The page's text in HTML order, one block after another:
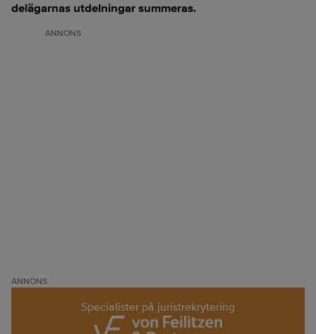
delägarnas utdelningar summeras.
ANNONS
ANNONS
Specialister på juristrekrytering